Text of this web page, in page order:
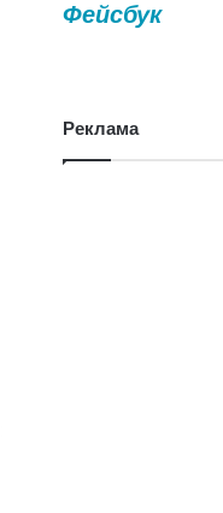
Фейсбук
Реклама